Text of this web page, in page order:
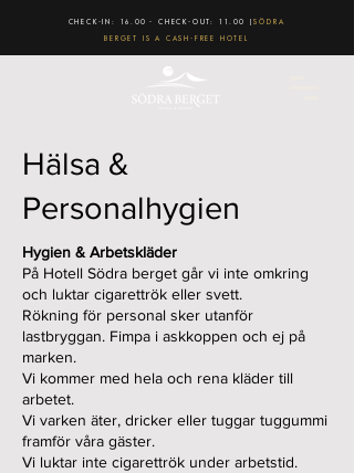
CHECK-IN: 16.00 - CHECK-OUT: 11.00 |SÖDRA
BERGET IS A CASH-FREE HOTEL
Hälsa &
Personalhygien
Hygien & Arbetskläder
På Hotell Södra berget går vi inte omkring
och luktar cigarettrök eller svett.
Rökning för personal sker utanför
lastbryggan. Fimpa i askkoppen och ej på
marken.
Vi kommer med hela och rena kläder till
arbetet.
Vi varken äter, dricker eller tuggar tuggummi
framför våra gäster.
Vi luktar inte cigarettrök under arbetstid.